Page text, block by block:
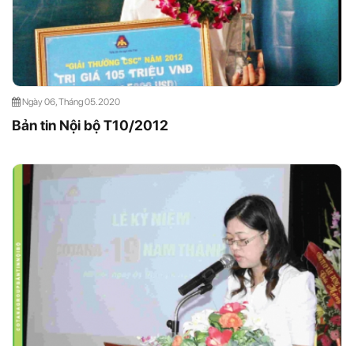
Ngày 06, Tháng 05.2020
Bản tin Nội bộ T10/2012